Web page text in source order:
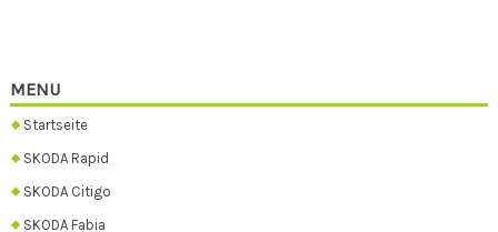
MENU
Startseite
SKODA Rapid
SKODA Citigo
SKODA Fabia